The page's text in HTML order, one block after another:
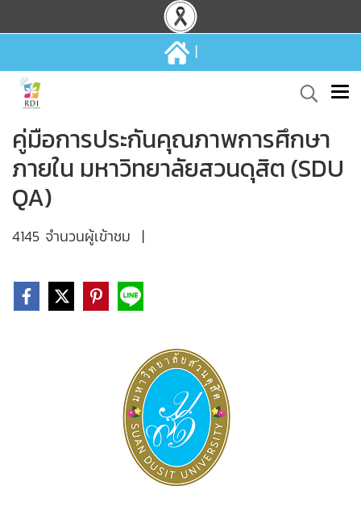
|
คู่มือการประกันคุณภาพการศึกษา
ภายใน มหาวิทยาลัยสวนดุสิต (SDU
QA)
4145 จำนวนผู้เข้าชม |